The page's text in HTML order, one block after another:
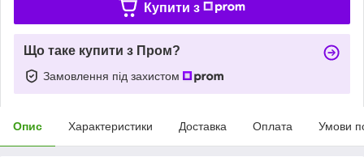
Купити з
Що таке купити з Пром?
Замовлення під захистом
Опис Характеристики Доставка Оплата Умови